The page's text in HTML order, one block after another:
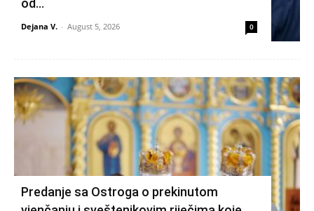
od...
Dejana V. - August 5, 2026 0
Predanje sa Ostroga o prekinutom